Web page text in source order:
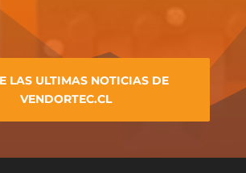
LAS ULTIMAS NOTICIAS DE
VENDORTEC.CL